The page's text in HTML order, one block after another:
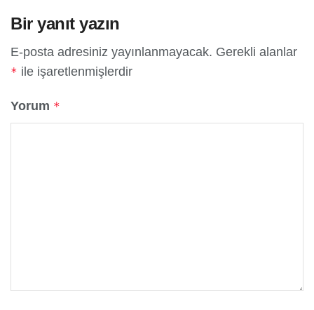
Bir yanıt yazın
E-posta adresiniz yayınlanmayacak. Gerekli alanlar
* ile işaretlenmişlerdir
Yorum *